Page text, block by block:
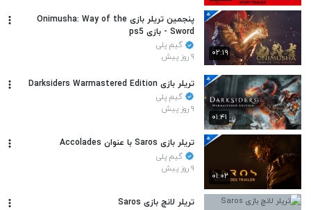
۰۲:۱۹
پنجمین تریلر بازی Onimusha: Way of the
Sword - بازی ps5
گیم پلی
۹ روز پیش
۰۱:۴۱
تریلر بازی Darksiders Warmastered Edition
گیم پلی
۹ روز پیش
۰۱:۰۲
تریلر بازی Saros با عنوان Accolades
گیم پلی
۹ روز پیش
تریلر لانچ بازی Saros